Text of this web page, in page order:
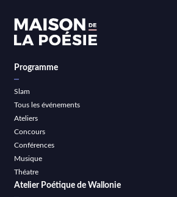
Programme
Slam
Tous les événements
Ateliers
Concours
Conférences
Musique
Théatre
Atelier Poétique de Wallonie